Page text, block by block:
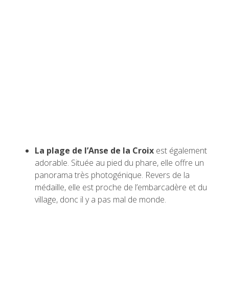
La plage de l’Anse de la Croix est également
adorable. Située au pied du phare, elle offre un
panorama très photogénique. Revers de la
médaille, elle est proche de l’embarcadère et du
village, donc il y a pas mal de monde.